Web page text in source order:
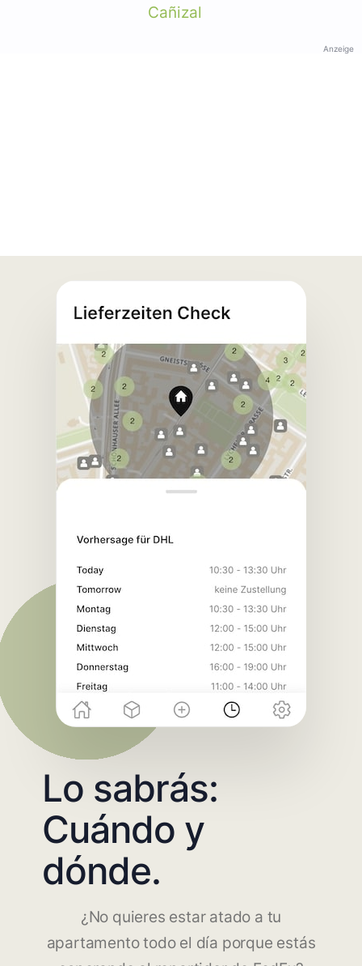
Cañizal
Anzeige
Lo sabrás:
Cuándo y
dónde.
¿No quieres estar atado a tu
apartamento todo el día porque estás